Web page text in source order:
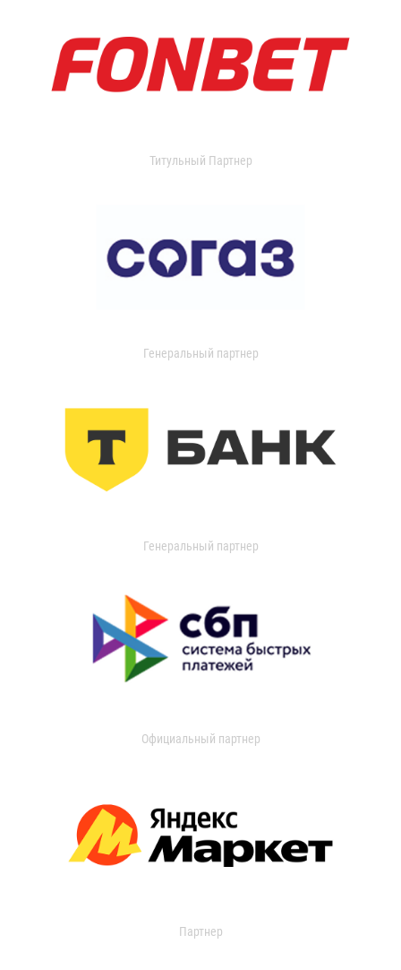
Титульный Партнер
Генеральный партнер
Генеральный партнер
Официальный партнер
Партнер